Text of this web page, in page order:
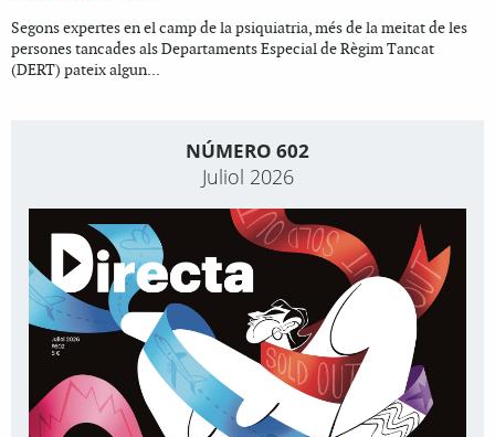
Segons expertes en el camp de la psiquiatria, més de la meitat de les
persones tancades als Departaments Especial de Règim Tancat
(DERT) pateix algun...
NÚMERO 602
Juliol 2026